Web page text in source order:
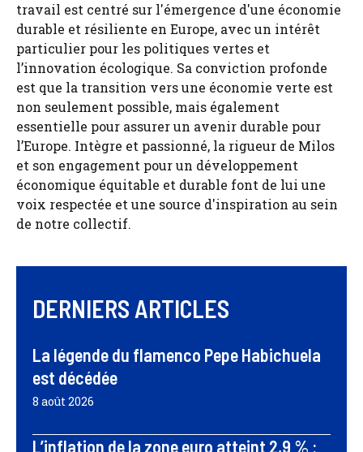
travail est centré sur l'émergence d'une économie
durable et résiliente en Europe, avec un intérêt
particulier pour les politiques vertes et
l’innovation écologique. Sa conviction profonde
est que la transition vers une économie verte est
non seulement possible, mais également
essentielle pour assurer un avenir durable pour
l’Europe. Intègre et passionné, la rigueur de Milos
et son engagement pour un développement
économique équitable et durable font de lui une
voix respectée et une source d'inspiration au sein
de notre collectif.
DERNIERS ARTICLES
La légende du flamenco Pepe Habichuela
est décédée
8 août 2026
L’inflation de la zone euro atteint 2,9 % :